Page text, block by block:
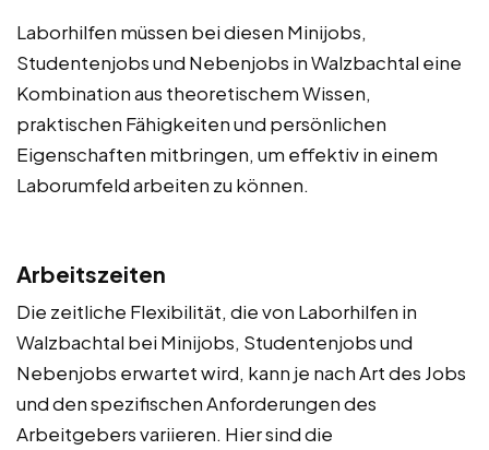
Laborhilfen müssen bei diesen Minijobs,
Studentenjobs und Nebenjobs in Walzbachtal eine
Kombination aus theoretischem Wissen,
praktischen Fähigkeiten und persönlichen
Eigenschaften mitbringen, um effektiv in einem
Laborumfeld arbeiten zu können.
Arbeitszeiten
Die zeitliche Flexibilität, die von Laborhilfen in
Walzbachtal bei Minijobs, Studentenjobs und
Nebenjobs erwartet wird, kann je nach Art des Jobs
und den spezifischen Anforderungen des
Arbeitgebers variieren. Hier sind die